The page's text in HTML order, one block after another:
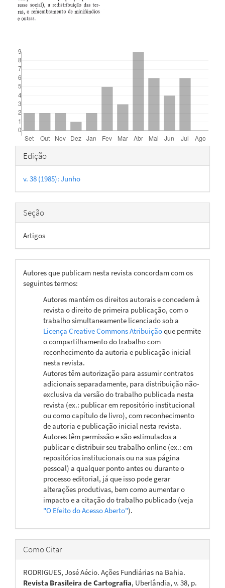
Detalhes
do
artigo
Edição
v. 38 (1985): Junho
Seção
Artigos
Autores que publicam nesta revista concordam com os
seguintes termos:
Autores mantém os direitos autorais e concedem à
revista o direito de primeira publicação, com o
trabalho simultaneamente licenciado sob a
Licença Creative Commons Atribuiçãoque permite
o compartilhamento do trabalho com
reconhecimento da autoria e publicação inicial
nesta revista.
Autores têm autorização para assumir contratos
adicionais separadamente, para distribuição não-
exclusiva da versão do trabalho publicada nesta
revista (ex.: publicar em repositório institucional
ou como capítulo de livro), com reconhecimento
de autoria e publicação inicial nesta revista.
Autores têm permissão e são estimulados a
publicar e distribuir seu trabalho online (ex.: em
repositórios institucionais ou na sua página
pessoal) a qualquer ponto antes ou durante o
processo editorial, já que isso pode gerar
alterações produtivas, bem como aumentar o
impacto e a citação do trabalho publicado (veja
"O Efeito do Acesso Aberto").
Como Citar
RODRIGUES, José Aécio. Ações Fundiárias na Bahia.
Revista Brasileira de Cartografia, Uberlândia, v. 38, p.